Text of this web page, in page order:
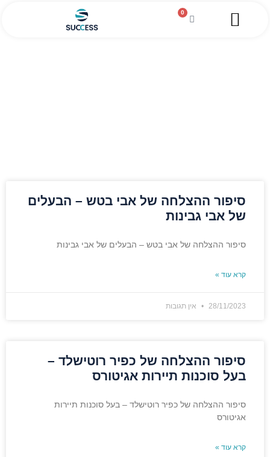
0
סיפור ההצלחה של אבי בטש – הבעלים
של אבי גבינות
סיפור ההצלחה של אבי בטש – הבעלים של אבי גבינות
קרא עוד »
28/11/2023 אין תגובות
סיפור ההצלחה של כפיר רוטישלד –
בעל סוכנות תיירות אגיטורס
סיפור ההצלחה של כפיר רוטישלד – בעל סוכנות תיירות
אגיטורס
קרא עוד »